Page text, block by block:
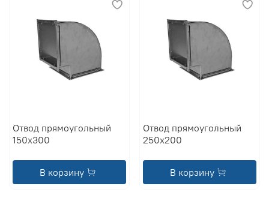
Отвод прямоугольный
150x300
В корзину
Отвод прямоугольный
250x200
В корзину